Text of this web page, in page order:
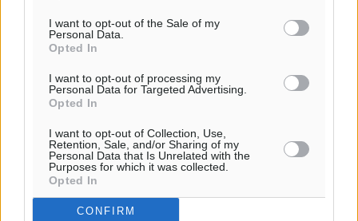
I want to opt-out of the Sale of my
Personal Data.
Opted In
I want to opt-out of processing my
Personal Data for Targeted Advertising.
Opted In
I want to opt-out of Collection, Use,
Retention, Sale, and/or Sharing of my
Personal Data that Is Unrelated with the
Purposes for which it was collected.
Opted In
CONFIRM
Υπενθύμιση:
ιστοσελίδες είναι απαραίτητη η χρήση του παρακάτω
παρεχόμενου συνδέσμου παραπομπής προς το άρθρο
της Δημοκρατικής.